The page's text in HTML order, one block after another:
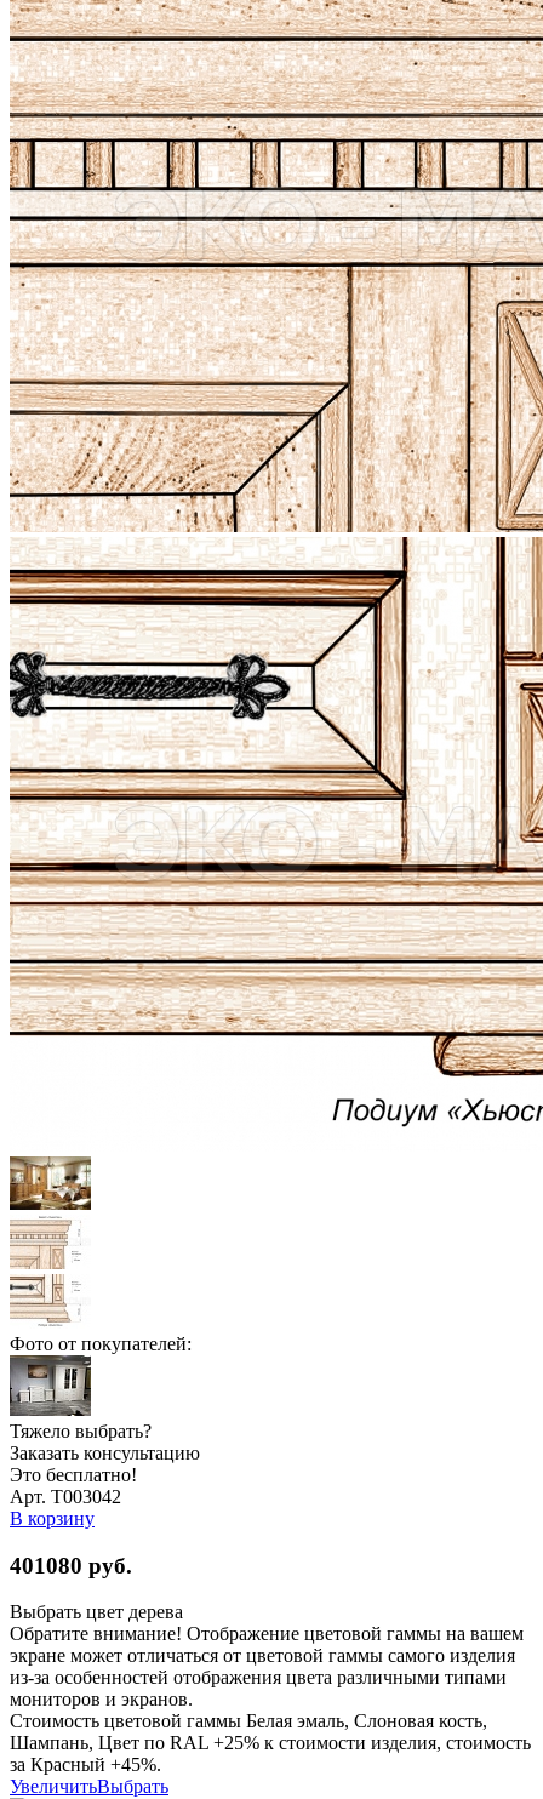
Фото от покупателей:
Тяжело выбрать?
Заказать консультацию
Это бесплатно!
Арт. Т003042
В корзину
401080 руб.
Выбрать цвет дерева
Обратите внимание! Отображение цветовой гаммы на вашем
экране может отличаться от цветовой гаммы самого изделия
из-за особенностей отображения цвета различными типами
мониторов и экранов.
Стоимость цветовой гаммы Белая эмаль, Слоновая кость,
Шампань, Цвет по RAL +25% к стоимости изделия, стоимость
за Красный +45%.
УвеличитьВыбрать